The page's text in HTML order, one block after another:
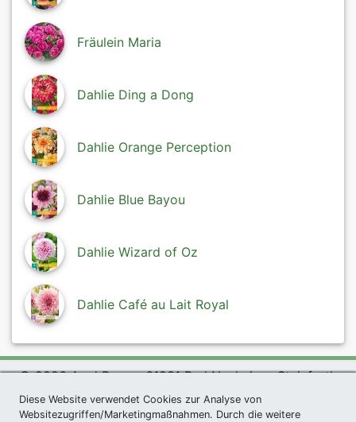
Fräulein Maria
Dahlie Ding a Dong
Dahlie Orange Perception
Dahlie Blue Bayou
Dahlie Wizard of Oz
Dahlie Café au Lait Royal
© 2026 Agel Rosen, 61231 Bad Nauheim - Steinfurth
exklusives Präsent *|Agel Rosen Wiki
Diese Website verwendet Cookies zur Analyse von
Websitezugriffen/Marketingmaßnahmen. Durch die weitere